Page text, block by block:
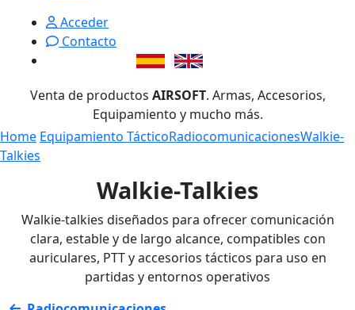
Acceder
Contacto
Venta de productos AIRSOFT. Armas, Accesorios,
Equipamiento y mucho más.
Home Equipamiento TácticoRadiocomunicacionesWalkie-
Talkies
Walkie-Talkies
Walkie-talkies diseñados para ofrecer comunicación
clara, estable y de largo alcance, compatibles con
auriculares, PTT y accesorios tácticos para uso en
partidas y entornos operativos